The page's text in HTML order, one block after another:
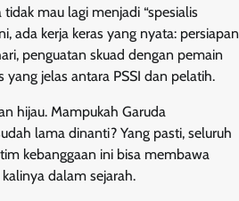
mau lagi menjadi “spesialis
ada kerja keras yang nyata: persiapan
penguatan skuad dengan pemain
jelas antara PSSI dan pelatih.
hijau. Mampukah Garuda
lama dinanti? Yang pasti, seluruh
kebanggaan ini bisa membawa
dalam sejarah.